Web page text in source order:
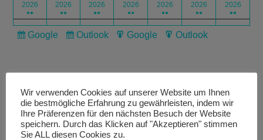
2026
●●
2026
●●
2026
●●
2026
●●
2026
●●
2026
●●
2026
●●
Subscribe
Google
Subscribe
Outlook
Export
Google
Export
Outlook
Livestream
Wir verwenden Cookies auf unserer Website um Ihnen
die bestmögliche Erfahrung zu gewährleisten, indem wir
Ihre Präferenzen für den nächsten Besuch der Website
speichern. Durch das Klicken auf "Akzeptieren" stimmen
Sie ALL diesen Cookies zu.